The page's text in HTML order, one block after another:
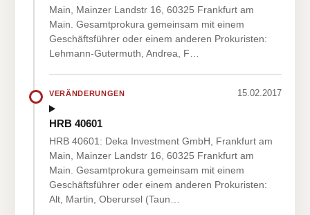
Main, Mainzer Landstr 16, 60325 Frankfurt am
Main. Gesamtprokura gemeinsam mit einem
Geschäftsführer oder einem anderen Prokuristen:
Lehmann-Gutermuth, Andrea, F…
VERÄNDERUNGEN 15.02.2017
HRB 40601
HRB 40601: Deka Investment GmbH, Frankfurt am
Main, Mainzer Landstr 16, 60325 Frankfurt am
Main. Gesamtprokura gemeinsam mit einem
Geschäftsführer oder einem anderen Prokuristen:
Alt, Martin, Oberursel (Taun…